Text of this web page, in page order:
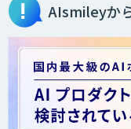
AIsmileyか